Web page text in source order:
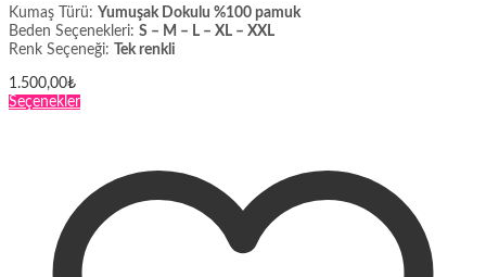
Kumaş Türü: Yumuşak Dokulu %100 pamuk
Beden Seçenekleri: S – M – L – XL – XXL
Renk Seçeneği:
Tek renkli
1.500,00₺
SeçeneklerBu
varyasyonu
var.
Seçenekler
ürün
sayfasından
seçilebilir